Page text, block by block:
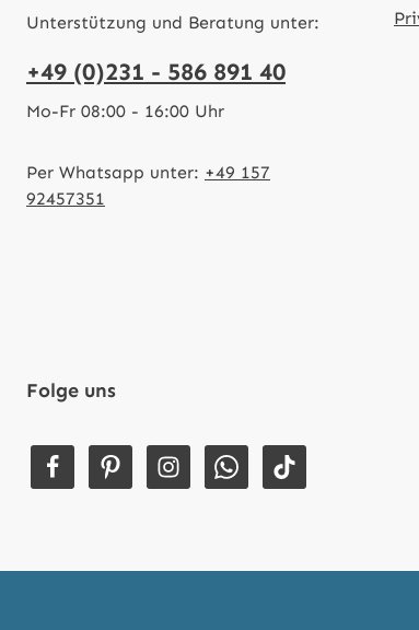
Unterstützung und Beratung unter:
+49 (0)231 - 586 891 40
Mo-Fr 08:00 - 16:00 Uhr
Per Whatsapp unter: +49 157
92457351
Folge uns